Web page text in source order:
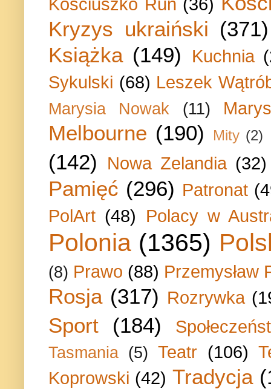
Kryzys ukraiński (371)
Książka (149) Kuchnia
Sykulski (68) Leszek
Marysia Nowak (11)
Melbourne (190) Mity (2)
(142) Nowa Zelandia (32)
Pamięć (296) Patronat
PolArt (48) Polacy w
Polonia (1365)
(8) Prawo (88) Przemysław
Rosja (317) Rozrywka
Sport (184)
Tasmania (5) Teatr (106)
Koprowski (42) Tradycja